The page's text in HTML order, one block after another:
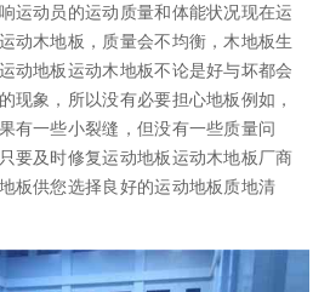
运动员的运动质量和体能状况现在运
动木地板，质量会不均衡，木地板生
动地板运动木地板不论是好与坏都会
现象，所以没有必要担心地板例如，
有一些小裂缝，但没有一些质量问
要及时修复运动地板运动木地板厂商
板供您选择良好的运动地板质地清